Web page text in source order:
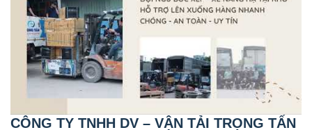
CÔNG TY TNHH DV – VẬN TẢI TRỌNG TẤN